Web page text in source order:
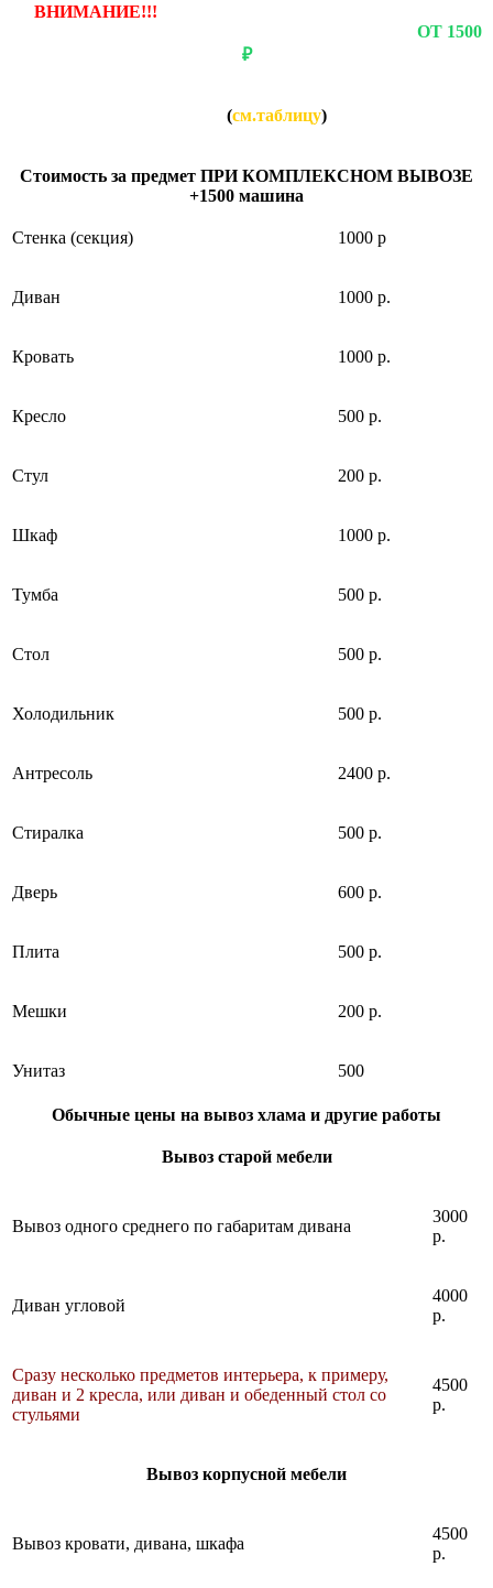
ВНИМАНИЕ!!!
ОТ 1500
₽
(см.таблицу)
Стоимость за предмет ПРИ КОМПЛЕКСНОМ ВЫВОЗЕ
+1500 машина
Cтенка (секция) 1000 р
Диван 1000 р.
Кровать 1000 р.
Кресло 500 р.
Стул 200 р.
Шкаф 1000 р.
Тумба 500 р.
Стол 500 р.
Холодильник 500 р.
Антресоль 2400 р.
Стиралка 500 р.
Дверь 600 р.
Плита 500 р.
Мешки 200 р.
Унитаз 500
Обычные цены на вывоз хлама и другие работы
Вывоз старой мебели
Вывоз одного среднего по габаритам дивана
3000
р.
Диван угловой
4000
р.
Сразу несколько предметов интерьера, к примеру,
диван и 2 кресла, или диван и обеденный стол со
стульями
4500
р.
Вывоз корпусной мебели
Вывоз кровати, дивана, шкафа
4500
р.